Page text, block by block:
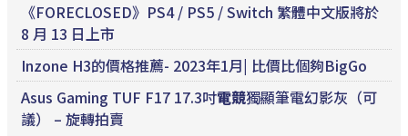
《FORECLOSED》PS4 / PS5 / Switch 繁體中文版將於
8 月 13 日上市
Inzone H3的價格推薦- 2023年1月| 比價比個夠BigGo
Asus Gaming TUF F17 17.3吋電競獨顯筆電幻影灰（可
議） – 旋轉拍賣